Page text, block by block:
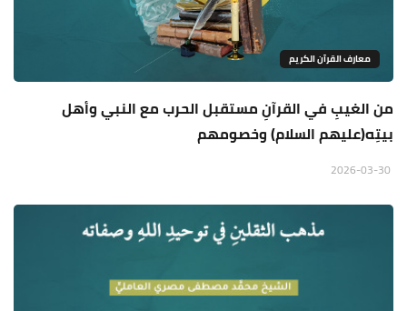
معارف القرآن الكريم
من الغيبِ في القرآنِ مستقبل الحرب مع النبي وأهل
بيتِه(عليهم السلام) وخصومهم